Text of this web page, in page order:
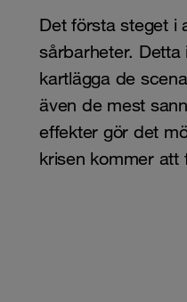
Det första steget i
sårbarheter. Detta
kartlägga de
även de mest
effekter gör det
krisen kommer att